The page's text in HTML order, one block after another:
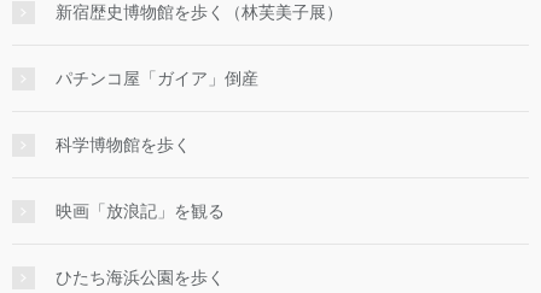
新宿歴史博物館を歩く（林芙美子展）
パチンコ屋「ガイア」倒産
科学博物館を歩く
映画「放浪記」を観る
ひたち海浜公園を歩く